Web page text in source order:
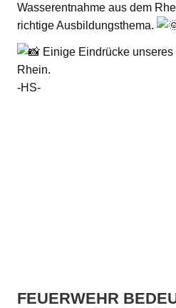
Wasserentnahme aus dem
richtige Ausbildungsthema.
Einige Eindrücke
Rhein.
-HS-
FEUERWEHR